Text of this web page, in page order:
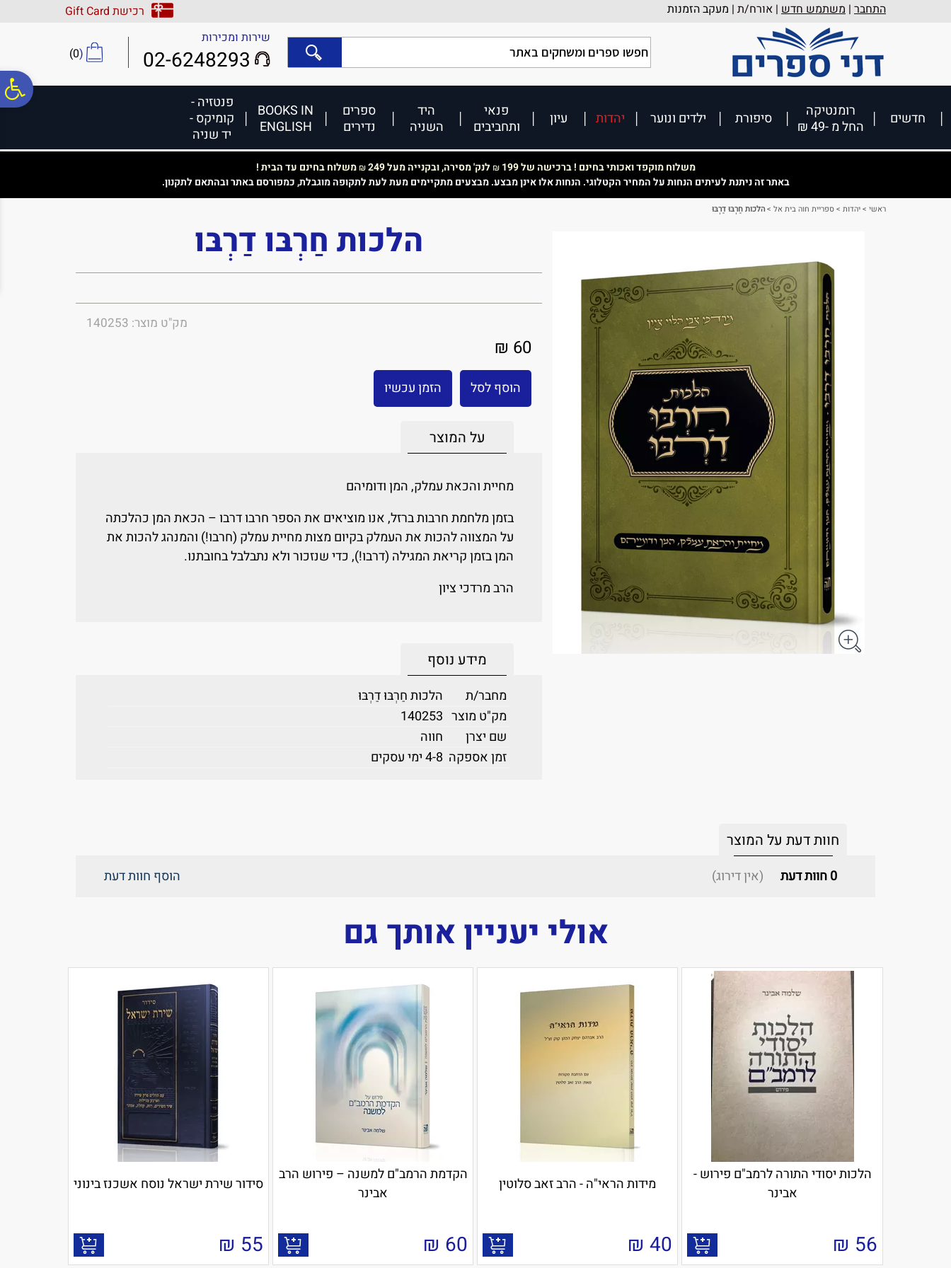
נגישות
אתר
המרכזי
התחבר | משתמש חדש | אורח/ת | מעקב הזמנות
רכישת Gift Card
שירות ומכירות
02-6248293
(
0
)
חדשים
רומנטיקה
החל מ -49 ₪
סיפורת ילדים ונוער יהדות עיון
פנאי
ותחביבים
היד
השניה
ספרים
נדירים
BOOKS IN
ENGLISH
פנטזיה -
קומיקס -
יד שניה
משלוח מוקפד ואכותי בחינם ! ברכישה של 199 ₪ לנק' מסירה, ובקנייה מעל 249 ₪משלוח בחינם עד הבית !
באתר זה ניתנת לעיתים הנחות על המחיר הקטלוגי. הנחות אלו אינן מבצע. מבצעים מתקיימים מעת לעת לתקופה מוגבלת, כמפורסם באתר ובהתאם לתקנון.
ראשי >יהדות >ספריית חוה בית אל >הלכות חַרְבּוּ דַרְבּוּ
הלכות חַרְבּוּ דַרְבּוּ
מק"ט מוצר: 140253
60 ₪
הוסף לסל הזמן עכשיו
על המוצר
מחיית והכאת עמלק, המן ודומיהם
בזמן מלחמת חרבות ברזל, אנו מוציאים את הספר חרבו דרבו – הכאת המן כהלכתה
על המצווה להכות את העמלק בקיום מצות מחיית עמלק (חרבו!) והמנהג להכות את
המן בזמן קריאת המגילה (דרבו!), כדי שנזכור ולא נתבלבל בחובתנו.
הרב מרדכי ציון
מידע נוסף
מחבר/ת
הלכות חַרְבּוּ דַרְבּוּ
מק"ט מוצר 140253
שם יצרן
חווה
זמן אספקה 4-8 ימי עסקים
חוות דעת על המוצר
0חוות דעת (אין דירוג) הוסף חוות דעת
אולי יעניין אותך גם
הלכות יסודי התורה לרמב"ם פירוש -
אבינר
56
₪
מידות הראי"ה - הרב זאב סלוטין
40
₪
הקדמת הרמב"ם למשנה – פירוש הרב
אבינר
60
₪
סידור שירת ישראל נוסח אשכנז בינוני
55
₪